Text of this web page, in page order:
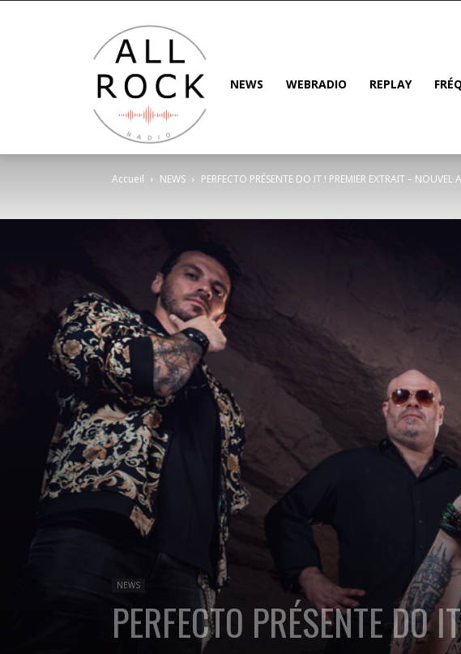
NEWS WEBRADIO REPLAY
Accueil NEWS PERFECTO PRÉSENTE DO IT ! PREMIER EXTRAIT – NOUVEL
NEWS
PERFECTO PRÉSENTE